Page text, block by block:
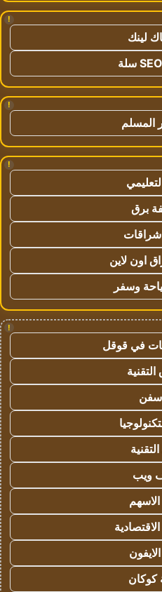
!
لينك
!
المسلم
!
برق
اون لاين
وسفر
!
في قوقل
سفن
ويب
كوكان